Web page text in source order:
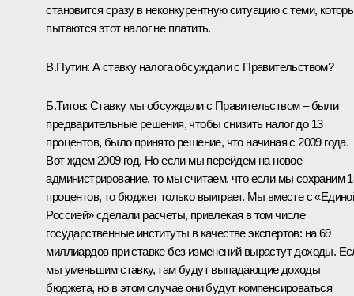
становится сразу в неконкурентную ситуацию с теми,
пытаются этот налог не платить.
В.Путин: А ставку налога обсуждали с Правительством?
Б.Титов: Ставку мы обсуждали с Правительством – были
предварительные решения, чтобы снизить налог до 13
процентов, было принято решение, что начиная с 2009 года.
Вот ждем 2009 год. Но если мы перейдем на новое
администрирование, то мы считаем, что если мы сохраним
процентов, то бюджет только выиграет. Мы вместе с
Россией» сделали расчеты, привлекая в том числе
государственные институты в качестве экспертов: на 69
миллиардов при ставке без изменений вырастут доходы.
мы уменьшим ставку, там будут выпадающие доходы
бюджета, но в этом случае они будут компенсироваться